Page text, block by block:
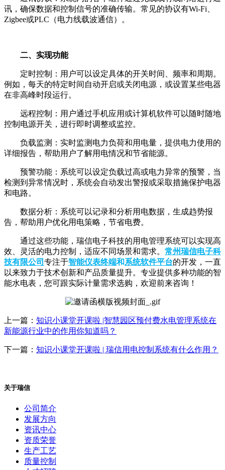
讯，确保数据和控制信号的准确传输。常见的协议有Wi-Fi、
Zigbee或PLC（电力线载波通信）。
二、实现功能
定时控制：用户可以设定具体的开关时间、频率和周期。
例如，每天的特定时间自动开启或关闭电源，或设置某些电器
在非高峰时段运行。
远程控制：用户通过手机应用或计算机软件可以随时随地
控制电源开关，进行即时调整或监控。
负载监测：实时监测电力负荷和用电量，提供电力使用的
详细报告，帮助用户了解用电情况和节省能源。
预警功能：系统可以设定负载过高或电力异常的预警，当
检测到异常情况时，系统会自动发出警报或采取措施保护电器
和电路。
数据分析：系统可以记录和分析用电数据，生成趋势报
告，帮助用户优化用电策略，节省电费。
通过这些功能，瑞信电子科技的用电管理系统可以实现高
效、灵活的电力控制，适应不同场景和需求。 常州瑞信电子科
技有限公司 专注于智能仪表终端和系统软件平台的开发，一直
以来致力于技术创新和产品质量提升。专业提供多种功能的智
能水电表，您可跟实际计量需求选购，欢迎前来咨询！
上一篇： 知识小课堂开课啦 |智慧园区预付费水电管理系统在
新能源行业中的作用你知道吗？
下一篇： 知识小课堂开课啦 | 瑞信用电控制系统有什么作用？
关于瑞信
公司简介
发展方向
资讯中心
资质荣誉
生产工艺
质量控制